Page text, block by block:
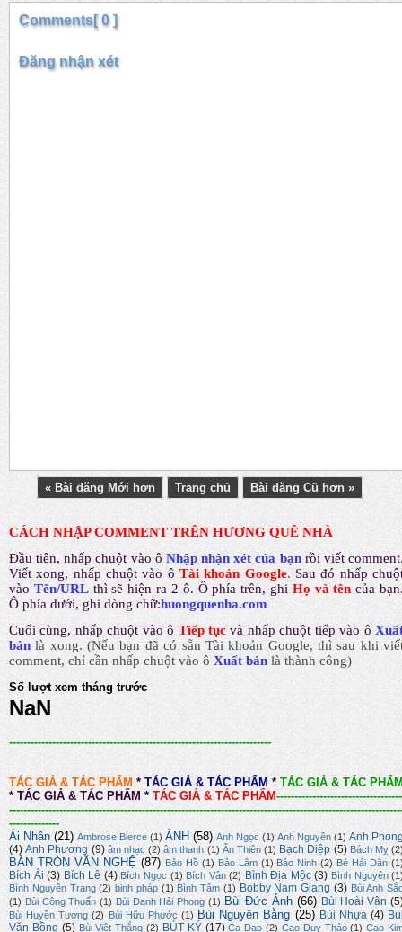
Comments[ 0 ]
Đăng nhận xét
« Bài đăng Mới hơn Trang chủ Bài đăng Cũ hơn »
CÁCH NHẬP COMMENT TRÊN HƯƠNG QUÊ NHÀ
Đầu tiên, nhấp chuột vào ô Nhập nhận xét của bạn rồi viết comment
Viết xong, nhấp chuột vào ô Tài khoản Google. Sau đó nhấp
vào Tên/URL thì sẽ hiện ra 2 ô. Ô phía trên, ghi Họ và tên của
Ô phía dưới, ghi dòng chữ:huongquenha.com
Cuối cùng, nhấp chuột vào ô Tiếp tục và nhấp chuột tiếp vào ô
bản là xong.(Nếu bạn đã có sẵn Tài khoản Google, thì sau khi
comment, chỉ cần nhấp chuột vào ôXuất bảnlà thành công)
Số lượt xem tháng trước
NaN
-------------------------------------------------------------------------
TÁC GIẢ & TÁC PHẨM * TÁC GIẢ & TÁC PHẨM * TÁC GIẢ & TÁC
* TÁC GIẢ & TÁC PHẨM *TÁC GIẢ & TÁC PHẨM-----------------------------------
--------------
Ái Nhân (21) Ambrose Bierce (1) ẢNH (58) Anh Ngọc (1) Anh Nguyên (1) Anh
(4) Anh Phương (9) âm nhạc (2) âm thanh (1) Ân Thiên (1) Bạch Diệp (5) Bách Mỵ
BÀN TRÒN VĂN NGHỆ (87) Bảo Hồ (1) Bảo Lâm (1) Bảo Ninh (2) Bé Hải Dân
Bích Ái (3) Bích Lê (4) Bích Ngọc (1) Bích Vân (2) Bình Địa Mộc (3) Bình Nguyên
Bình Nguyên Trang (2) binh pháp (1) Bình Tâm (1) Bobby Nam Giang (3) Bùi Anh
(1) Bùi Công Thuấn (1) Bùi Danh Hải Phong (1) Bùi Đức Ánh (66) Bùi Hoài Vân
Bùi Huyền Tương (2) Bùi Hữu Phước (1) Bùi Nguyên Bằng (25) Bùi Nhựa (4)
Văn Bồng (5) Bùi Việt Thắng (2) BÚT KÝ (17) Ca Dao (2) Cao Duy Thảo (1) Cao